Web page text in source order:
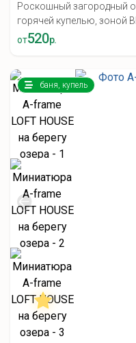
Роскошный загородный
горячей купелью, зоной
от520р.
баня, купель